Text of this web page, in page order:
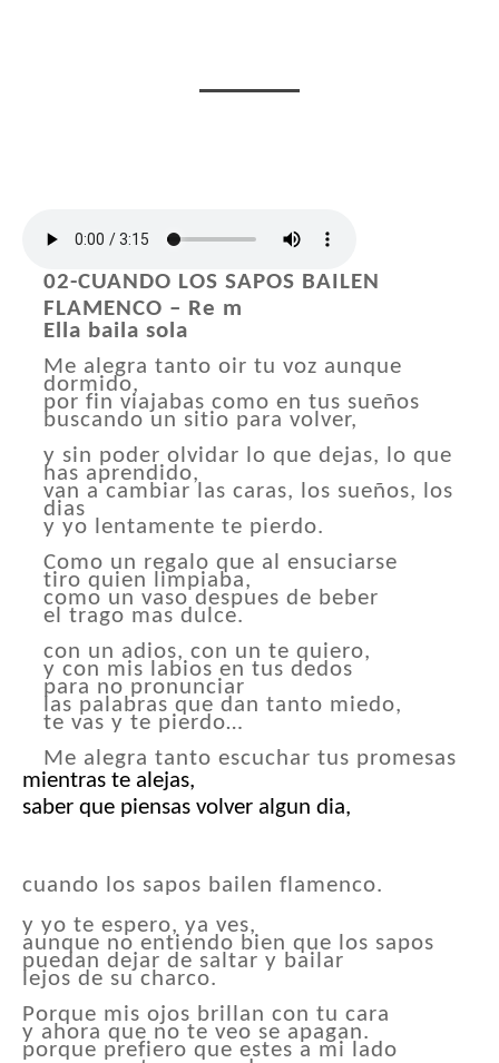
02-CUANDO LOS SAPOS BAILEN
FLAMENCO – Re m
Ella baila sola
Me alegra tanto oir tu voz aunque
dormido,
por fin viajabas como en tus sueños
buscando un sitio para volver,
y sin poder olvidar lo que dejas, lo que
has aprendido,
van a cambiar las caras, los sueños, los
dias
y yo lentamente te pierdo.
Como un regalo que al ensuciarse
tiro quien limpiaba,
como un vaso despues de beber
el trago mas dulce.
con un adios, con un te quiero,
y con mis labios en tus dedos
para no pronunciar
las palabras que dan tanto miedo,
te vas y te pierdo…
Me alegra tanto escuchar tus promesas
mientras te alejas,
saber que piensas volver algun dia,
cuando los sapos bailen flamenco.
y yo te espero, ya ves,
aunque no entiendo bien que los sapos
puedan dejar de saltar y bailar
lejos de su charco.
Porque mis ojos brillan con tu cara
y ahora que no te veo se apagan.
porque prefiero que estes a mi lado